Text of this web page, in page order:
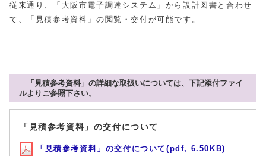
従来通り、「大阪市電子調達システム」から設計図書と合わせ
て、「見積参考資料」の閲覧・交付が可能です。
「見積参考資料」の詳細な取扱いについては、下記添付ファイ
ルよりご参照下さい。
「見積参考資料」の交付について
「見積参考資料」の交付について(pdf, 6.50KB)